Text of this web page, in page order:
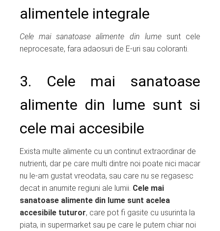
alimentele integrale
Cele mai sanatoase alimente din lumesunt cele
neprocesate, fara adaosuri de E-uri sau coloranti.
3. Cele mai sanatoase
alimente din lume sunt si
cele mai accesibile
Exista multe alimente cu un continut extraordinar de
nutrienti, dar pe care multi dintre noi poate nici macar
nu le-am gustat vreodata, sau care nu se regasesc
decat in anumite regiuni ale lumii. Cele mai
sanatoase alimente din lume sunt acelea
accesibile tuturor, care pot fi gasite cu usurinta la
piata, in supermarket sau pe care le putem chiar noi